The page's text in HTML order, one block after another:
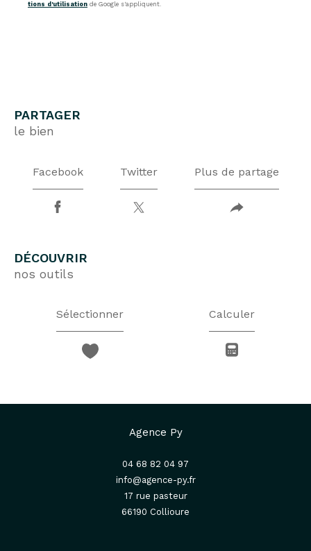
tions d'utilisation de Google s'appliquent.
PARTAGER
le bien
Facebook Twitter Plus de partage
DÉCOUVRIR
nos outils
Sélectionner Calculer
Agence Py
04 68 82 04 97
info@agence-py.fr
17 rue pasteur
66190
collioure